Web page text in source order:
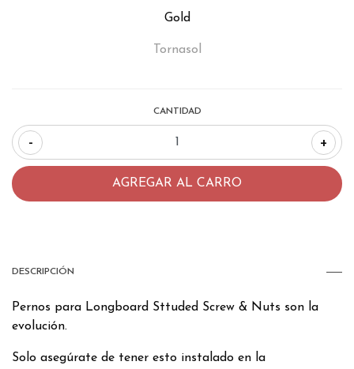
Gold
Tornasol
CANTIDAD
- +
DESCRIPCIÓN
Pernos para Longboard Sttuded Screw & Nuts son la
evolución.
Solo asegúrate de tener esto instalado en la